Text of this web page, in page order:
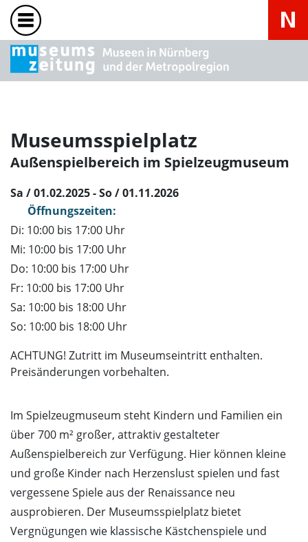
Museumsspielplatz
Außenspielbereich im Spielzeugmuseum
Sa / 01.02.2025 - So / 01.11.2026
Öffnungszeiten:
Di: 10:00 bis 17:00 Uhr
Mi: 10:00 bis 17:00 Uhr
Do: 10:00 bis 17:00 Uhr
Fr: 10:00 bis 17:00 Uhr
Sa: 10:00 bis 18:00 Uhr
So: 10:00 bis 18:00 Uhr
ACHTUNG! Zutritt im Museumseintritt enthalten.
Preisänderungen vorbehalten.
Im Spielzeugmuseum steht Kindern und Familien ein
über 700 m² großer, attraktiv gestalteter
Außenspielbereich zur Verfügung. Hier können kleine
und große Kinder nach Herzenslust spielen und fast
vergessene Spiele aus der Renaissance neu
ausprobieren. Der Museumsspielplatz bietet
Vergnügungen wie klassische Kästchenspiele und